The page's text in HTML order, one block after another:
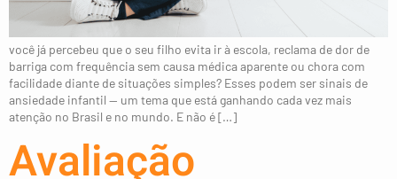
você já percebeu que o seu filho evita ir à escola, reclama de dor de
barriga com frequência sem causa médica aparente ou chora com
facilidade diante de situações simples? Esses podem ser sinais de
ansiedade infantil — um tema que está ganhando cada vez mais
atenção no Brasil e no mundo. E não é […]
Avaliação